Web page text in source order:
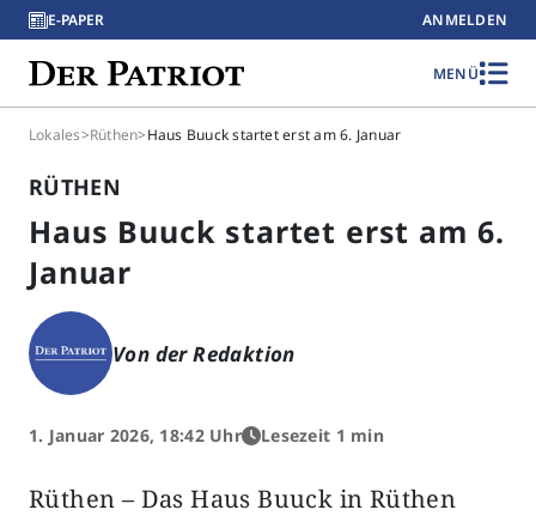
E-PAPER ANMELDEN
MENÜ
Lokales>Rüthen>Haus Buuck startet erst am 6. Januar
RÜTHEN
Haus Buuck startet erst am 6.
Januar
Von der Redaktion
1. Januar 2026, 18:42 Uhr Lesezeit 1 min
Rüthen – Das Haus Buuck in Rüthen